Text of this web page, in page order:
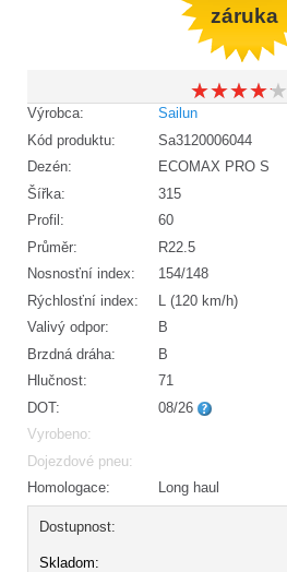
záruka
★★★★★
★★★★★
Výrobca:
Sailun
Kód produktu:
Sa3120006044
Dezén:
ECOMAX PRO S
Šířka:
315
Profil:
60
Průměr:
R22.5
Nosnosťní index:
154/148
Rýchlosťní index:
L (120 km/h)
Valivý odpor:
B
Brzdná dráha:
B
Hlučnost:
71
DOT:
08/26
Vyrobeno:
Dojezdové pneu:
Homologace:
Long haul
Dostupnost:
Skladom: